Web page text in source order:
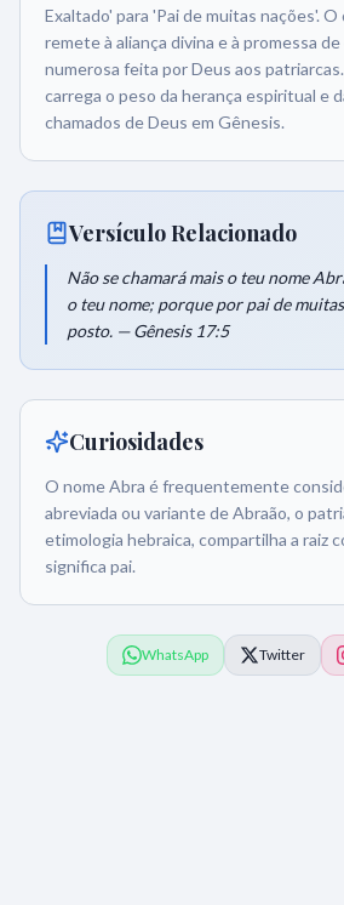
Exaltado' para 'Pai de muitas nações'.
remete à aliança divina e à promessa
numerosa feita por Deus aos
carrega o peso da herança espiritual e
chamados de Deus em Gênesis.
Versículo Relacionado
Não se chamará mais o teu nome
o teu nome; porque por pai de
posto. — Gênesis 17:5
Curiosidades
O nome Abra é frequentemente
abreviada ou variante de Abraão, o
etimologia hebraica, compartilha a raiz
significa pai.
WhatsApp Twitter